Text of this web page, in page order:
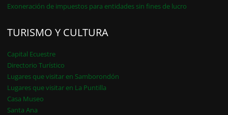
Exoneración de impuestos para entidades sin fines de lucro
TURISMO Y CULTURA
Capital Ecuestre
Directorio Turístico
Lugares que visitar en Samborondón
Lugares que visitar en La Puntilla
Casa Museo
Santa Ana